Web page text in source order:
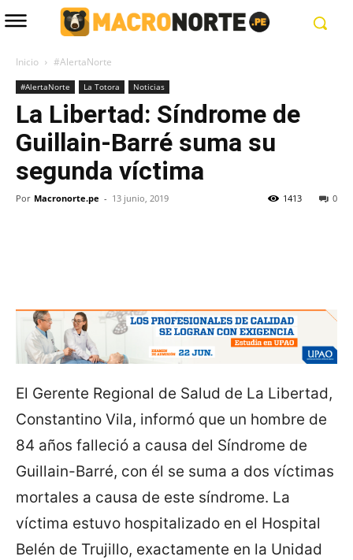
Inicio #AlertaNorte
#AlertaNorte La Totora Noticias
La Libertad: Síndrome de
Guillain-Barré suma su
segunda víctima
Por Macronorte.pe - 13 junio, 2019 0
1413
El Gerente Regional de Salud de La Libertad,
Constantino Vila, informó que un hombre de
84 años falleció a causa del Síndrome de
Guillain-Barré, con él se suma a dos víctimas
mortales a causa de este síndrome. La
víctima estuvo hospitalizado en el Hospital
Belén de Trujillo, exactamente en la Unidad